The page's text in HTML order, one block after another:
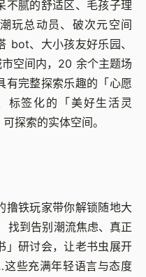
不腻的舒适区、毛孩子理
玩总动员、破次元空间
bot、大小孩友好乐园、
空间内，20 余个主题场
有完整探索乐趣的「心愿
标签化的「美好生活灵
探索的实体空间。
撸铁玩家带你解锁随地大
找到告别潮流焦虑、真正
」研讨会，让老书虫展开
些充满年轻语言与态度